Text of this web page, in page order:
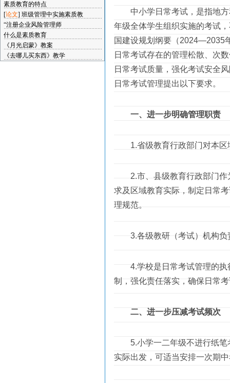
素质教育的特点
[论文] 班级管理中实施素质教
“注册企业风险管理师
什么是素质教育
《月光启蒙》教案
《去哪儿买东西》教学
中小学日常考试，是指地方
年级全体学生组织实施的考试
国建设规划纲要（2024—2035
日常考试存在的管理松散、次
日常考试质量，强化考试安全
日常考试管理提出以下要求。
一、进一步明确管理职责
1.省级教育行政部门对本区
2.市、县级教育行政部门作为
求及区域教育实际，制定日常
理规范。
3.各级教研（考试）机构负
4.学校是日常考试管理的执
制，强化责任落实，确保日常
二、进一步压减考试频次
5.小学一二年级不进行纸笔
实际出发，可适当安排一次期